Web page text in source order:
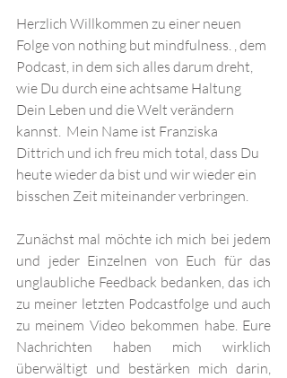
Herzlich Willkommen zu einer neuen
Folge von nothing but mindfulness. , dem
Podcast, in dem sich alles darum dreht,
wie Du durch eine achtsame Haltung
Dein Leben und die Welt verändern
kannst.  Mein Name ist Franziska
Dittrich und ich freu mich total, dass Du
heute wieder da bist und wir wieder ein
bisschen Zeit miteinander verbringen.
Zunächst mal möchte ich mich bei jedem
und jeder Einzelnen von Euch für das
unglaubliche Feedback bedanken, das ich
zu meiner letzten Podcastfolge und auch
zu meinem Video bekommen habe. Eure
Nachrichten haben mich wirklich
überwältigt und bestärken mich darin,